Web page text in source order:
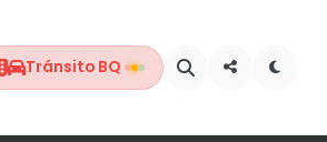
Tránsito BQ